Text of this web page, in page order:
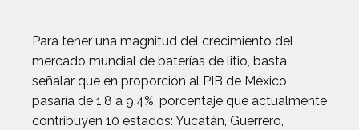
Para tener una magnitud del crecimiento del
mercado mundial de baterías de litio, basta
señalar que en proporción al PIB de México
pasaría de 1.8 a 9.4%, porcentaje que actualmente
contribuyen 10 estados: Yucatán, Guerrero,